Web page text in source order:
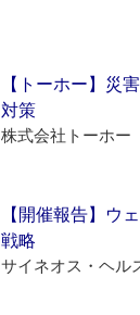
【トーホー】災
対策
株式会社トーホー
【開催報告】ウ
戦略
サイネオス・ヘル